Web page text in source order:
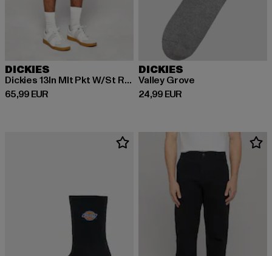
DICKIES
Dickies 13In Mlt Pkt W/St Rec Shorts
65,99 EUR
Derzeitiger Preis: 65,99 EUR
DICKIES
Valley Grove
24,99 EUR
Derzeitiger Preis: 24,99 EUR